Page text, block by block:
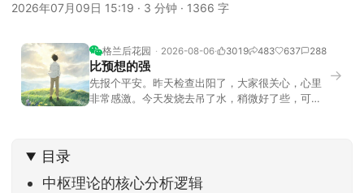
2026年07月09日 15:19 · 3 分钟 · 1366 字
格兰后花园 2026-08-06 3019 483 637 288
比预想的强
先报个平安。昨天检查出阳了，大家很关心，心里
非常感激。今天发烧去吊了水，稍微好了些，可没
去相差不大，但细看下来，跌幅超过3%的只有不到
→
目录
中枢理论的核心分析逻辑